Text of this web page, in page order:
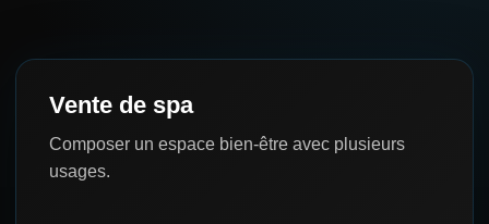
Vente de spa
Composer un espace bien-être avec plusieurs
usages.